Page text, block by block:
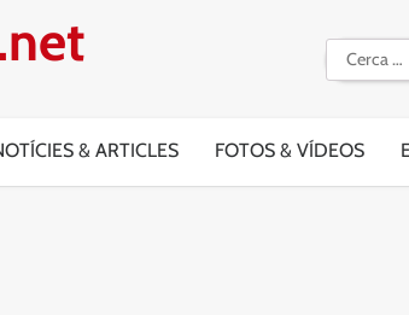
Cerca:
& ARTICLES FOTOS & VÍDEOS